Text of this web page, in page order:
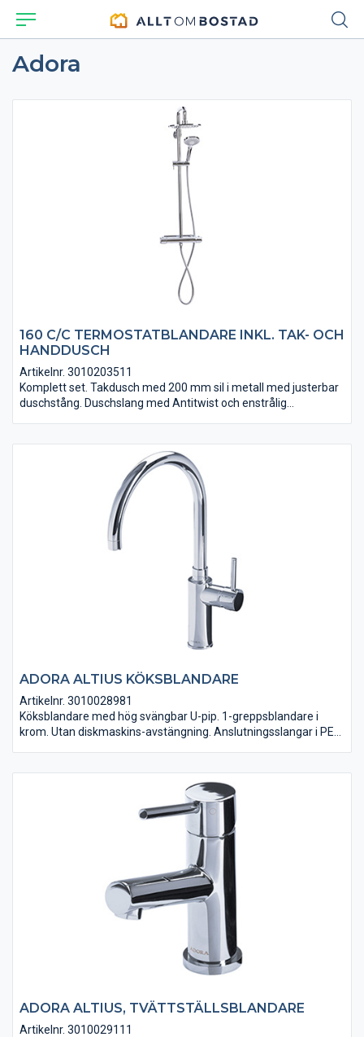
Adora
160 C/C TERMOSTATBLANDARE INKL. TAK- OCH
HANDDUSCH
Artikelnr. 3010203511
Komplett set. Takdusch med 200 mm sil i metall med justerbar
duschstång. Duschslang med Antitwist och enstrålig
hetvattenspärr. Sintef-godkänd. Krom.
ADORA ALTIUS KÖKSBLANDARE
Artikelnr. 3010028981
Köksblandare med hög svängbar U-pip. 1-greppsblandare i
krom. Utan diskmaskins-avstängning. Anslutningsslangar i PEX
ADORA ALTIUS, TVÄTTSTÄLLSBLANDARE
Artikelnr. 3010029111